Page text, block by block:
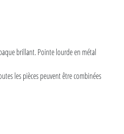
brillant. Pointe lourde en métal
les pièces peuvent être combinées